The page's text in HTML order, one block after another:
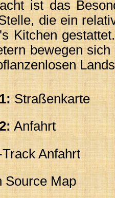
ist das
die ein
Kitchen
bewegen
Straßenkarte
Anfahrt
Anfahrt
Source Map